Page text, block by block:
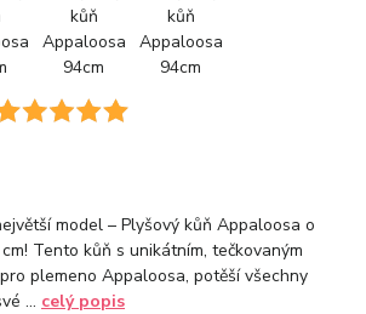
model – Plyšový kůň Appaloosa o
Tento kůň s unikátním, tečkovaným
plemeno Appaloosa, potěší všechny
... celý popis